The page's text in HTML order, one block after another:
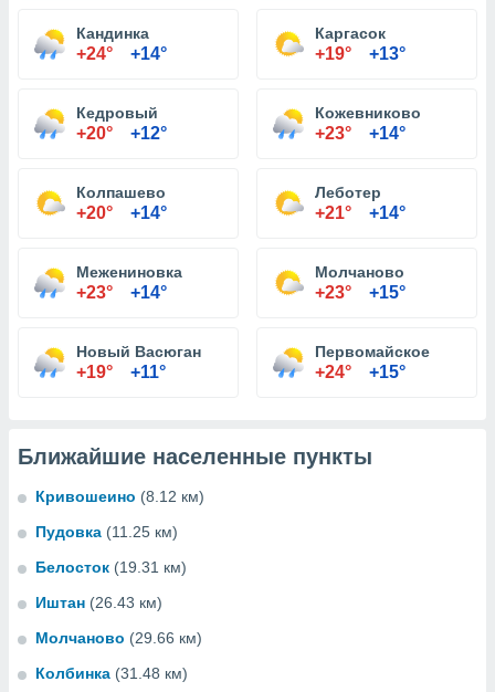
Кандинка
+24° +14°
Каргасок
+19° +13°
Кедровый
+20° +12°
Кожевниково
+23° +14°
Колпашево
+20° +14°
Леботер
+21° +14°
Межениновка
+23° +14°
Молчаново
+23° +15°
Новый Васюган
+19° +11°
Первомайское
+24° +15°
Ближайшие населенные пункты
Кривошеино (8.12 км)
Пудовка (11.25 км)
Белосток (19.31 км)
Иштан (26.43 км)
Молчаново (29.66 км)
Колбинка (31.48 км)